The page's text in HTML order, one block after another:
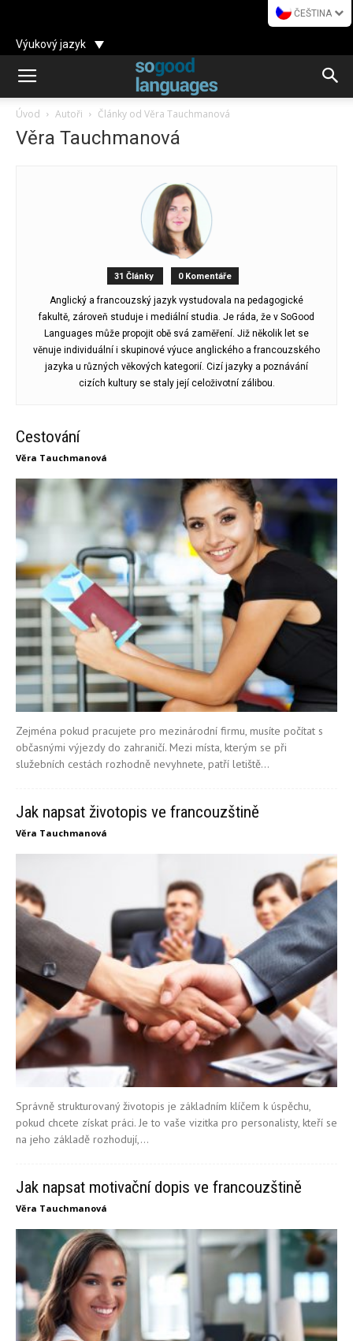
ČEŠTINA
Výukový jazyk
Úvod Autoři Články od Věra Tauchmanová
Věra Tauchmanová
31 Články 0 Komentáře
Anglický a francouzský jazyk vystudovala na pedagogické
fakultě, zároveň studuje i mediální studia. Je ráda, že v SoGood
Languages může propojit obě svá zaměření. Již několik let se
věnuje individuální i skupinové výuce anglického a francouzského
jazyka u různých věkových kategorií. Cizí jazyky a poznávání
cizích kultury se staly její celoživotní zálibou.
Cestování
Věra Tauchmanová
Zejména pokud pracujete pro mezinárodní firmu, musíte počítat s
občasnými výjezdy do zahraničí. Mezi místa, kterým se při
služebních cestách rozhodně nevyhnete, patří letiště...
Jak napsat životopis ve francouzštině
Věra Tauchmanová
Správně strukturovaný životopis je základním klíčem k úspěchu,
pokud chcete získat práci. Je to vaše vizitka pro personalisty, kteří se
na jeho základě rozhodují,...
Jak napsat motivační dopis ve francouzštině
Věra Tauchmanová